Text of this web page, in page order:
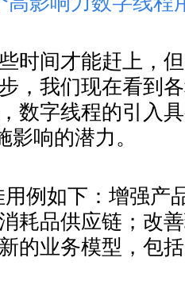
时间才能赶上，
，我们现在看到
数字线程的引入
影响的潜力。
例如下：增强产
耗品供应链；改
的业务模型，包